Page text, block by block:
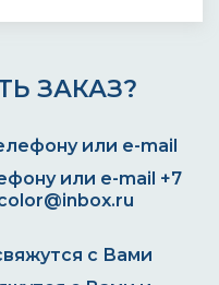
ЗАКАЗ?
или e-mail +7